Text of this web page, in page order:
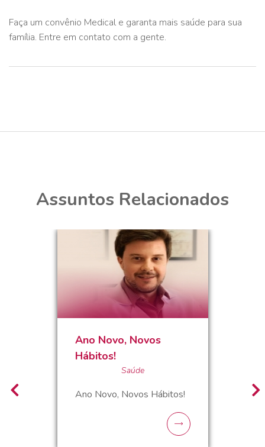
Faça um convênio Medical e garanta mais saúde para sua
família. Entre em contato com a gente.
Assuntos Relacionados
Ano Novo, Novos
Hábitos!
Saúde
Ano Novo, Novos Hábitos!